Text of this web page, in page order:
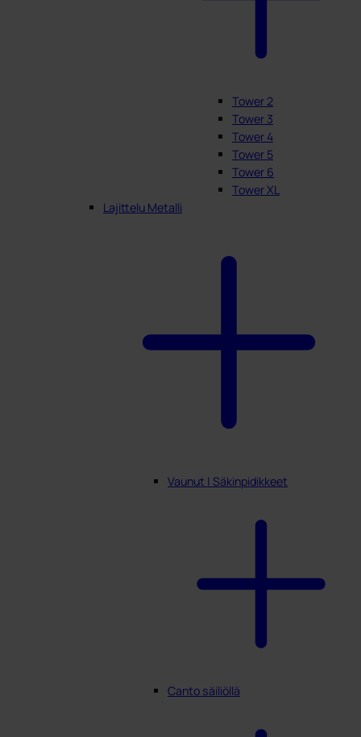
Tower 2
Tower 3
Tower 4
Tower 5
Tower 6
Tower XL
Lajittelu Metalli
Vaunut | Säkinpidikkeet
Canto säiliöllä